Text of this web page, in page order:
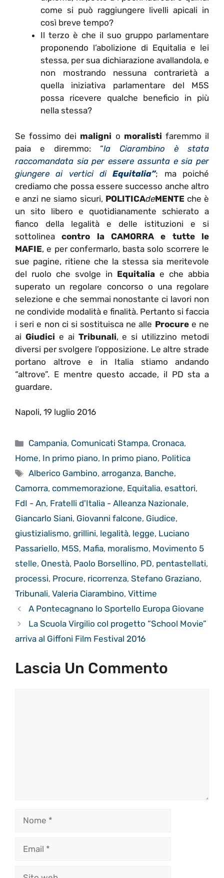
come si può raggiungere livelli apicali in
così breve tempo?
Il terzo è che il suo gruppo parlamentare
proponendo l’abolizione di Equitalia e lei
stessa, per sua dichiarazione avallandola, e
non mostrando nessuna contrarietà a
quella iniziativa parlamentare del M5S
possa ricevere qualche beneficio in più
nella stessa?
Se fossimo dei maligni o moralisti faremmo il
paia e diremmo: “la Ciarambino è stata
raccomandata sia per essere assunta e sia per
giungere ai vertici diEquitalia”; ma poiché
crediamo che possa essere successo anche altro
e anzi ne siamo sicuri, POLITICAdeMENTEche è
un sito libero e quotidianamente schierato a
fianco della legalità e delle istituzioni e si
sottolineacontro la CAMORRA
e tutte le
MAFIE, e per confermarlo, basta solo scorrere le
sue pagine, ritiene che la stessa sia meritevole
del ruolo che svolge in Equitalia e che abbia
superato un regolare concorso o una regolare
selezione e che semmai nonostante ci lavori non
ne condivide modalità e finalità. Pertanto si faccia
i seri e non ci si sostituisca ne alle Procuree ne
ai Giudici e ai Tribunali, e si utilizzino metodi
diversi per svolgere l’opposizione. Le altre strade
portano altrove e in Italia stiamo andando
“altrove”. E mentre questo accade, il PD sta a
guardare.
Napoli, 19 luglio 2016
Categorie
Campania, Comunicati Stampa, Cronaca,
Home, In primo piano, In primo piano, Politica
Tag
Alberico Gambino,arroganza, Banche,
Camorra, commemorazione, Equitalia, esattori,
FdI - An, Fratelli d'Italia - Alleanza Nazionale,
Giancarlo Siani, Giovanni falcone, Giudice,
giustizialismo, grillini, legalità, legge, Luciano
Passariello, M5S, Mafia, moralismo, Movimento 5
stelle, Onestà, Paolo Borsellino, PD, pentastellati,
processi, Procure, ricorrenza, Stefano Graziano,
Tribunali, Valeria Ciarambino, Vittime
A Pontecagnano lo Sportello Europa Giovane
La Scuola Virgilio col progetto “School Movie”
arriva al Giffoni Film Festival 2016
Lascia Un Commento